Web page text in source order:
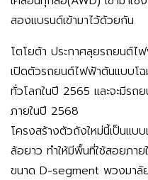
สองแบรนด์เข้ามาไว้ด้วยกัน
โตโยต้า ประกาศลุยรถยนต์ไ
เปิดตัวรถยนต์ไฟฟ้าต้นแบบโ
ทั่วโลกในปี 2565 และจะมีร
ภายในปี 2568
โครงสร้างตัวถังใหม่นี้เป็นแบ
ล้อยาว ทำให้มีพื้นที่ใช้สอยภาย
ขนาด D-segment พวงมาลั